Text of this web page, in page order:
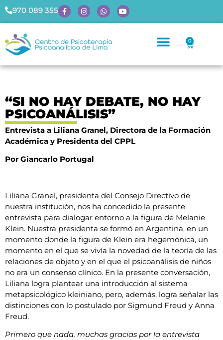
970 089 355
0
“SI NO HAY DEBATE, NO HAY
PSICOANÁLISIS”
Entrevista a Liliana Granel, Directora de la Formación
Académica y Presidenta del CPPL
Por Giancarlo Portugal
Liliana Granel, presidenta del Consejo Directivo de
nuestra institución, nos ha concedido la presente
entrevista para dialogar entorno a la figura de Melanie
Klein. Nuestra presidenta se formó en Argentina, en un
momento donde la figura de Klein era hegemónica, un
momento en el que se vivía la novedad de la teoría de las
relaciones de objeto y en el que el psicoanálisis de niños
no era un consenso clínico. En la presente conversación,
Liliana logra plantear una introducción al sistema
metapsicológico kleiniano, pero, además, logra señalar las
distinciones con lo postulado por Sigmund Freud y Anna
Freud.
Primero que nada, muchas gracias por la entrevista